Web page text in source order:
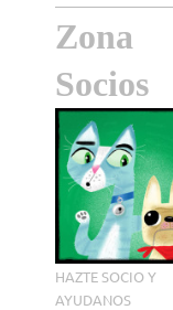
Zona
Socios
HAZTE SOCIO Y
AYUDANOS